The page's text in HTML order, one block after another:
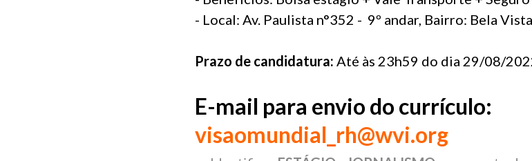
- Local: Av. Paulista n°352 - 9º andar, Bairro: Bela
Prazo de candidatura: Até às 23h59 do dia 29/08/
E-mail para envio do currículo:
visaomundial_rh@wvi.org